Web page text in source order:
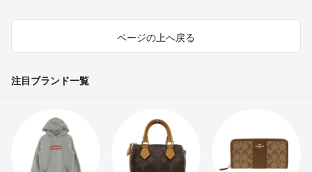
ページの上へ戻る
注目ブランド一覧